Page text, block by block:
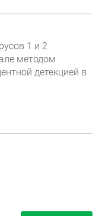
1 и 2
методом
детекцией в